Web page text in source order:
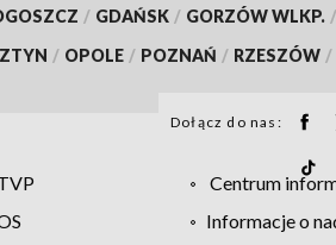
/ GDAŃSK / GORZÓW WLKP. /
/ OPOLE / POZNAŃ / RZESZÓW /
Dołącz do nas:
Centrum
Informacje o